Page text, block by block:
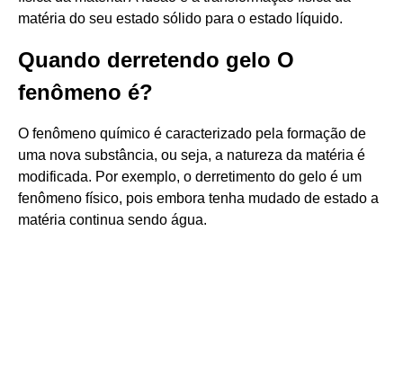
matéria do seu estado sólido para o estado líquido.
Quando derretendo gelo O
fenômeno é?
O fenômeno químico é caracterizado pela formação de
uma nova substância, ou seja, a natureza da matéria é
modificada. Por exemplo, o derretimento do gelo é um
fenômeno físico, pois embora tenha mudado de estado a
matéria continua sendo água.